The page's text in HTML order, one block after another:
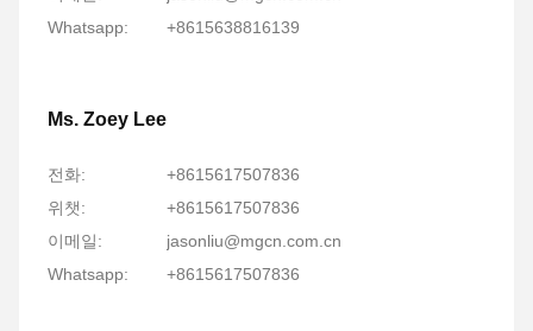
Whatsapp:
+8615638816139
Ms. Zoey Lee
전화:
+8615617507836
위챗:
+8615617507836
이메일:
jasonliu@mgcn.com.cn
Whatsapp:
+8615617507836